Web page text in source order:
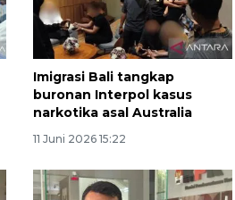
Imigrasi Bali tangkap
buronan Interpol kasus
narkotika asal Australia
11 Juni 2026 15:22